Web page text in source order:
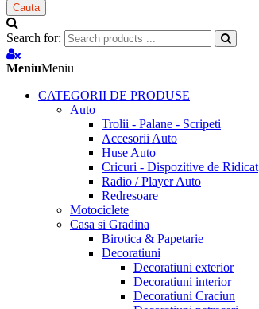
Cauta
Search for:
MeniuMeniu
CATEGORII DE PRODUSE
Auto
Trolii - Palane - Scripeti
Accesorii Auto
Huse Auto
Cricuri - Dispozitive de Ridicat
Radio / Player Auto
Redresoare
Motociclete
Casa si Gradina
Birotica & Papetarie
Decoratiuni
Decoratiuni exterior
Decoratiuni interior
Decoratiuni Craciun